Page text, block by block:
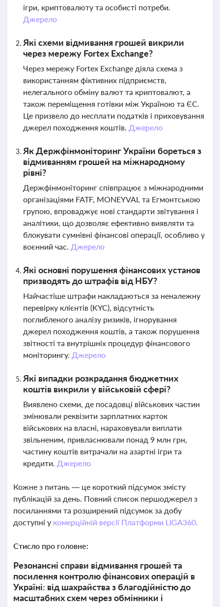
ігри, криптовалюту та особисті потреби.
Джерело
Які схеми відмивання грошей викрили
через мережу Fortex Exchange?
Через мережу Fortex Exchange діяла схема з
використанням фіктивних підприємств,
нелегального обміну валют та криптовалют, а
також переміщення готівки між Україною та ЄС.
Це призвело до несплати податків і приховування
джерел походження коштів. Джерело
Як Держфінмоніторинг України бореться з
відмиванням грошей на міжнародному
рівні?
Держфінмоніторинг співпрацює з міжнародними
організаціями FATF, MONEYVAL та Егмонтською
групою, впроваджує нові стандарти звітування і
аналітики, що дозволяє ефективно виявляти та
блокувати сумнівні фінансові операції, особливо у
воєнний час. Джерело
Які основні порушення фінансових установ
призводять до штрафів від НБУ?
Найчастіше штрафи накладаються за неналежну
перевірку клієнтів (KYC), відсутність
поглибленого аналізу ризиків, ігнорування
джерел походження коштів, а також порушення
звітності та внутрішніх процедур фінансового
моніторингу. Джерело
Які випадки розкрадання бюджетних
коштів викрили у військовій сфері?
Виявлено схеми, де посадовці військових частин
змінювали реквізити зарплатних карток
військових на власні, нараховували виплати
звільненим, привласнювали понад 9 млн грн,
частину коштів витрачали на азартні ігри та
кредити. Джерело
Кожне з питань — це короткий підсумок змісту
публікацій за день. Повний список першоджерел з
посиланнями та розширений підсумок за добу
доступні у комерційній версії Платформи LIGA360.
Стисло про головне:
Резонансні справи відмивання грошей та
посилення контролю фінансових операцій в
Україні: від шахрайства з благодійністю до
масштабних схем через обмінники і